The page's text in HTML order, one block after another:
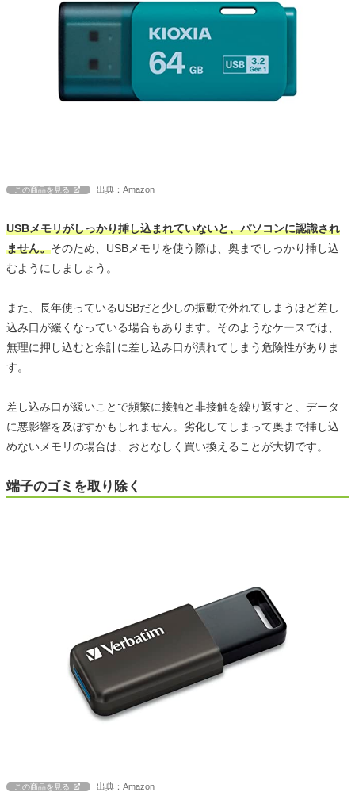
この商品を見る 出典：Amazon
USBメモリがしっかり挿し込まれていないと、パソコンに認識され
ません。そのため、USBメモリを使う際は、奥までしっかり挿し込
むようにしましょう。
また、長年使っているUSBだと少しの振動で外れてしまうほど差し
込み口が緩くなっている場合もあります。そのようなケースでは、
無理に押し込むと余計に差し込み口が潰れてしまう危険性がありま
す。
差し込み口が緩いことで頻繁に接触と非接触を繰り返すと、データ
に悪影響を及ぼすかもしれません。劣化してしまって奥まで挿し込
めないメモリの場合は、おとなしく買い換えることが大切です。
端子のゴミを取り除く
この商品を見る 出典：Amazon